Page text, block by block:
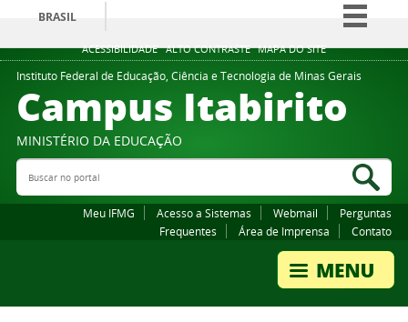
ACESSIBILIDADE ALTO CONTRASTE MAPA DO SITE
BRASIL
Simplifique!
Comunica BR
Participe
Legislação
Instituto Federal de Educação, Ciência e Tecnologia de Minas Gerais
Campus Itabirito
MINISTÉRIO DA EDUCAÇÃO
Buscar no portal
Meu IFMG Acesso a Sistemas Webmail
Perguntas
Frequentes
Área de Imprensa Contato